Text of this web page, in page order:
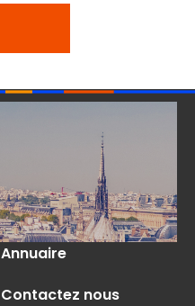
Annuaire
Contactez nous